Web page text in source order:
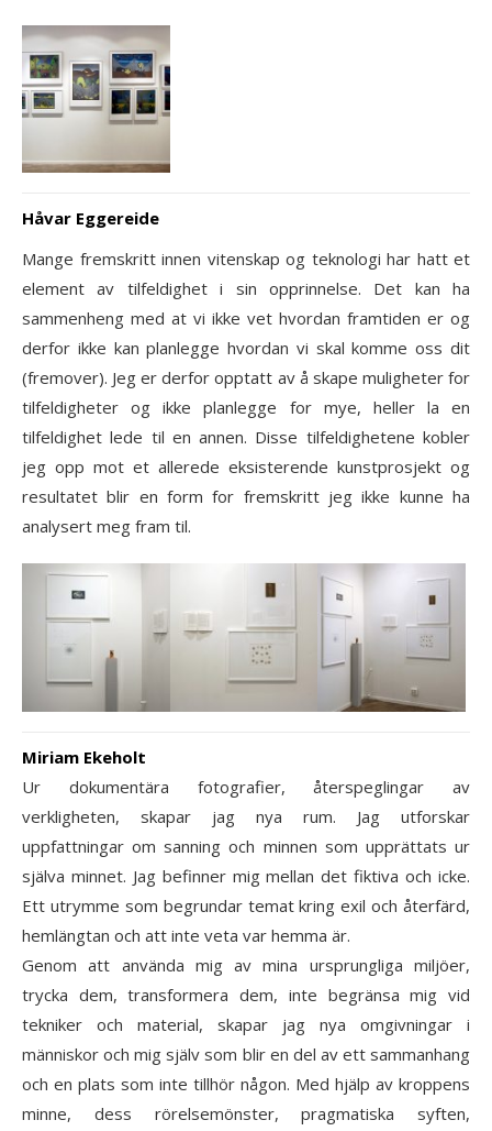
Håvar Eggereide
Mange fremskritt innen vitenskap og teknologi har hatt et
element av tilfeldighet i sin opprinnelse. Det kan ha
sammenheng med at vi ikke vet hvordan framtiden er og
derfor ikke kan planlegge hvordan vi skal komme oss dit
(fremover). Jeg er derfor opptatt av å skape muligheter for
tilfeldigheter og ikke planlegge for mye, heller la en
tilfeldighet lede til en annen. Disse tilfeldighetene kobler
jeg opp mot et allerede eksisterende kunstprosjekt og
resultatet blir en form for fremskritt jeg ikke kunne ha
analysert meg fram til.
Miriam Ekeholt
Ur dokumentära fotografier, återspeglingar av
verkligheten, skapar jag nya rum. Jag utforskar
uppfattningar om sanning och minnen som upprättats ur
själva minnet. Jag befinner mig mellan det fiktiva och icke.
Ett utrymme som begrundar temat kring exil och återfärd,
hemlängtan och att inte veta var hemma är.
Genom att använda mig av mina ursprungliga miljöer,
trycka dem, transformera dem, inte begränsa mig vid
tekniker och material, skapar jag nya omgivningar i
människor och mig själv som blir en del av ett sammanhang
och en plats som inte tillhör någon. Med hjälp av kroppens
minne, dess rörelsemönster, pragmatiska syften,